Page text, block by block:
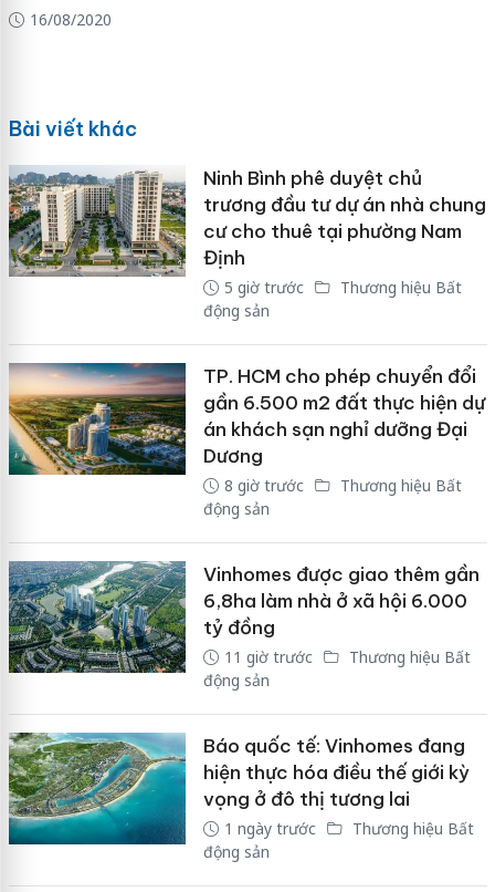
16/08/2020
Bài viết khác
Ninh Bình phê duyệt chủ
trương đầu tư dự án nhà chung
cư cho thuê tại phường Nam
Định
5 giờ trước
Thương hiệu Bất
động sản
TP. HCM cho phép chuyển đổi
gần 6.500 m2 đất thực hiện dự
án khách sạn nghỉ dưỡng Đại
Dương
8 giờ trước
Thương hiệu Bất
động sản
Vinhomes được giao thêm gần
6,8ha làm nhà ở xã hội 6.000
tỷ đồng
11 giờ trước
Thương hiệu Bất
động sản
Báo quốc tế: Vinhomes đang
hiện thực hóa điều thế giới kỳ
vọng ở đô thị tương lai
1 ngày trước
Thương hiệu Bất
động sản